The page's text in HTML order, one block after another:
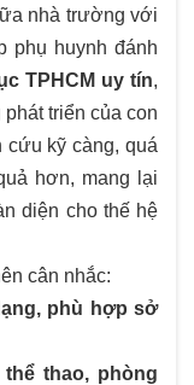
nhà trường với
phụ huynh đánh
TPHCM uy tín,
triển của con
cứu kỹ càng, quá
hơn, mang lại
diện cho thế hệ
cân nhắc:
phù hợp sở
thao, phòng